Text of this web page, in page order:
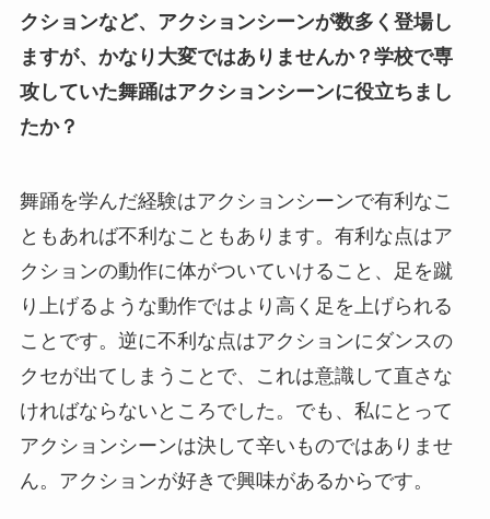
クションなど、アクションシーンが数多く登場し
ますが、かなり大変ではありませんか？学校で専
攻していた舞踊はアクションシーンに役立ちまし
たか？
舞踊を学んだ経験はアクションシーンで有利なこ
ともあれば不利なこともあります。有利な点はア
クションの動作に体がついていけること、足を蹴
り上げるような動作ではより高く足を上げられる
ことです。逆に不利な点はアクションにダンスの
クセが出てしまうことで、これは意識して直さな
ければならないところでした。でも、私にとって
アクションシーンは決して辛いものではありませ
ん。アクションが好きで興味があるからです。